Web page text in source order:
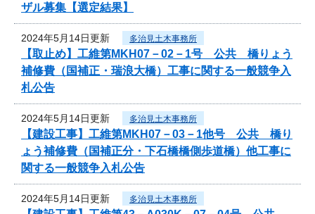
ザル募集【選定結果】
2024年5月14日更新 多治見土木事務所
【取止め】工維第MKH07－02－1号 公共 橋りょう
補修費（国補正・瑞浪大橋）工事に関する一般競争入
札公告
2024年5月14日更新 多治見土木事務所
【建設工事】工維第MKH07－03－1他号 公共 橋り
ょう補修費（国補正分・下石橋橋側歩道橋）他工事に
関する一般競争入札公告
2024年5月14日更新 多治見土木事務所